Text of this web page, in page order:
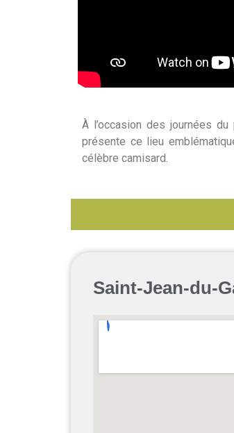
À l’occasion des journées du
présente ce lieu
célèbre camisard.
Saint-Jean-du-